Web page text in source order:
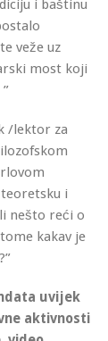
i baštinu
veže uz
most koji
/lektor za
i
nešto reći o
kakav je
uvijek
aktivnosti